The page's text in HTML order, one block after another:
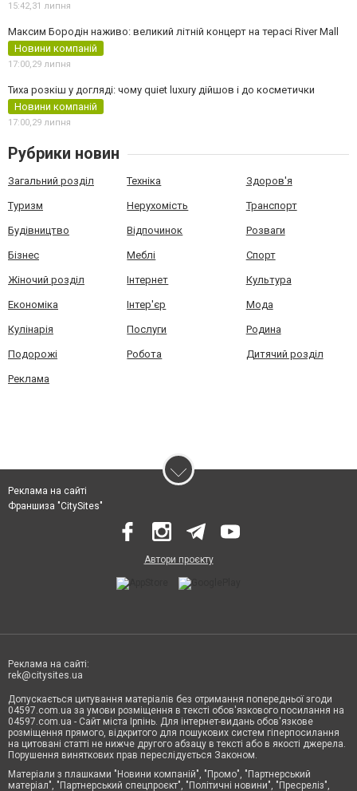
15:42,31 липня
Максим Бородін наживо: великий літній концерт на терасі River Mall
Новини компаній
17:00,29 липня
Тиха розкіш у догляді: чому quiet luxury дійшов і до косметички
Новини компаній
17:00,29 липня
Рубрики новин
Загальний розділ Техніка Здоров'я
Туризм Нерухомість Транспорт
Будівництво Відпочинок Розваги
Бізнес Меблі Спорт
Жіночий розділ Інтернет Культура
Економіка Інтер'єр Мода
Кулінарія Послуги Родина
Подорожі Робота Дитячий розділ
Реклама
Реклама на сайті
Франшиза "CitySites"
Автори проєкту
Реклама на сайті:
rek@citysites.ua
Допускається цитування матеріалів без отримання попередньої згоди
04597.com.ua за умови розміщення в тексті обов'язкового посилання на
04597.com.ua - Сайт міста Ірпінь. Для інтернет-видань обов'язкове
розміщення прямого, відкритого для пошукових систем гіперпосилання
на цитовані статті не нижче другого абзацу в тексті або в якості джерела.
Порушення виняткових прав переслідується Законом.
Матеріали з плашками "Новини компаній", "Промо", "Партнерський
матеріал", "Партнерський спецпроєкт", "Політичні новини", "Пресреліз",